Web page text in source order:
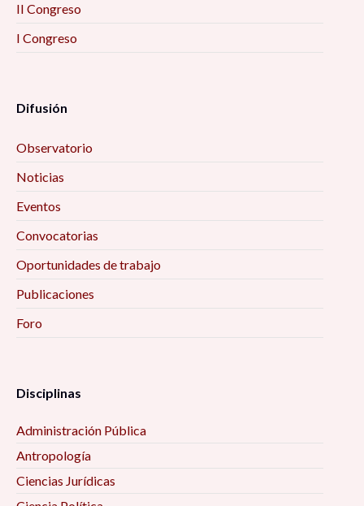
II Congreso
I Congreso
Difusión
Observatorio
Noticias
Eventos
Convocatorias
Oportunidades de trabajo
Publicaciones
Foro
Disciplinas
Administración Pública
Antropología
Ciencias Jurídicas